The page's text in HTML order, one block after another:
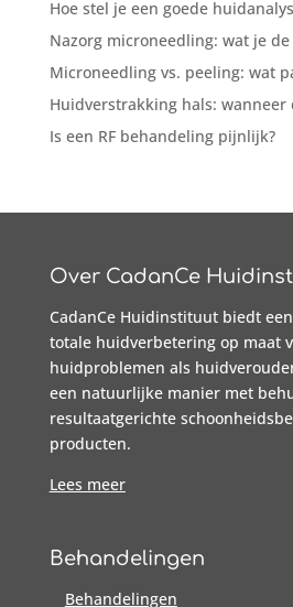
Hoe stel je een goede
Nazorg microneedling: wat je
Microneedling vs. peeling: wat
Huidverstrakking hals: wanneer
Is een RF behandeling pijnlijk?
Over CadanCe
CadanCe Huidinstituut biedt
totale huidverbetering op maat
huidproblemen als
een natuurlijke manier met
resultaatgerichte
producten.
Lees meer
Behandelingen
Behandelingen